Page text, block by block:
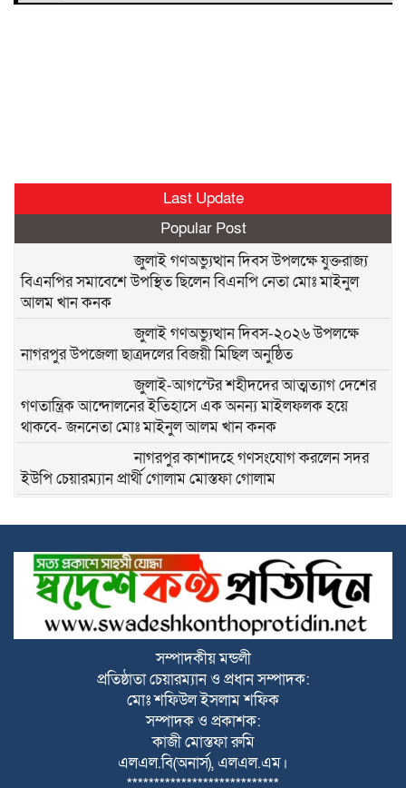
Last Update
Popular Post
জুলাই গণঅভ্যুত্থান দিবস উপলক্ষে যুক্তরাজ্য
বিএনপির সমাবেশে উপস্থিত ছিলেন বিএনপি নেতা মোঃ মাইনুল
আলম খান কনক
জুলাই গণঅভ্যুত্থান দিবস-২০২৬ উপলক্ষে
নাগরপুর উপজেলা ছাত্রদলের বিজয়ী মিছিল অনুষ্ঠিত
জুলাই-আগস্টের শহীদদের আত্মত্যাগ দেশের
গণতান্ত্রিক আন্দোলনের ইতিহাসে এক অনন্য মাইলফলক হয়ে
থাকবে- জননেতা মোঃ মাইনুল আলম খান কনক
নাগরপুর কাশাদহে গণসংযোগ করলেন সদর
ইউপি চেয়ারম্যান প্রার্থী গোলাম মোস্তফা গোলাম
ইউপি চেয়ারম্যান প্রার্থী গোলাম মোস্তফা গোলাম
নাগরপুরে স্বল্পমূল্যে খাদ্য শস্য বিতরণ কেন্দ্র
হতে খাদ্য বান্ধব কর্মসূচির শুভ উদ্বোধন করলেন
সংসদ সদস্য মোঃ রবিউল আওয়াল লাভলু
নাগরপুরে উন্নত শিক্ষার পরিবেশ গড়তে চার
শিক্ষা প্রতিষ্ঠানে নতুন ভবনের শুভ উদ্বোধন
করলেন সংসদ সদস্য মোঃ রবিউল আওয়াল
লাভলু
নাগরপুরে সদ্য যোগদানকৃত উপজেলা নির্বাহী
অফিসার এর পরিচিতি ও মতবিনিময় অনুষ্ঠিত
সম্পাদকীয় মন্ডলী
প্রতিষ্ঠাতা চেয়ারম্যান ও প্রধান সম্পাদক:
মোঃ শফিউল ইসলাম শফিক
সম্পাদক ও প্রকাশক:
কাজী মোস্তফা রুমি
এলএল.বি(অনার্স), এলএল.এম।
****************************